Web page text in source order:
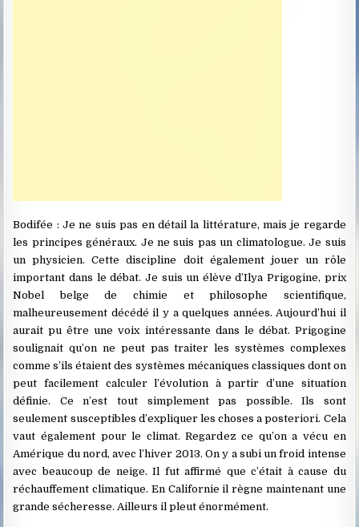
Bodifée : Je ne suis pas en détail la littérature, mais je regarde
les principes généraux. Je ne suis pas un climatologue. Je suis
un physicien. Cette discipline doit également jouer un rôle
important dans le débat. Je suis un élève d’Ilya Prigogine, prix
Nobel belge de chimie et philosophe scientifique,
malheureusement décédé il y a quelques années. Aujourd’hui il
aurait pu être une voix intéressante dans le débat. Prigogine
soulignait qu’on ne peut pas traiter les systèmes complexes
comme s’ils étaient des systèmes mécaniques classiques dont on
peut facilement calculer l’évolution à partir d’une situation
définie. Ce n’est tout simplement pas possible. Ils sont
seulement susceptibles d’expliquer les choses a posteriori. Cela
vaut également pour le climat. Regardez ce qu’on a vécu en
Amérique du nord, avec l’hiver 2013. On y a subi un froid intense
avec beaucoup de neige. Il fut affirmé que c’était à cause du
réchauffement climatique. En Californie il règne maintenant une
grande sécheresse. Ailleurs il pleut énormément.